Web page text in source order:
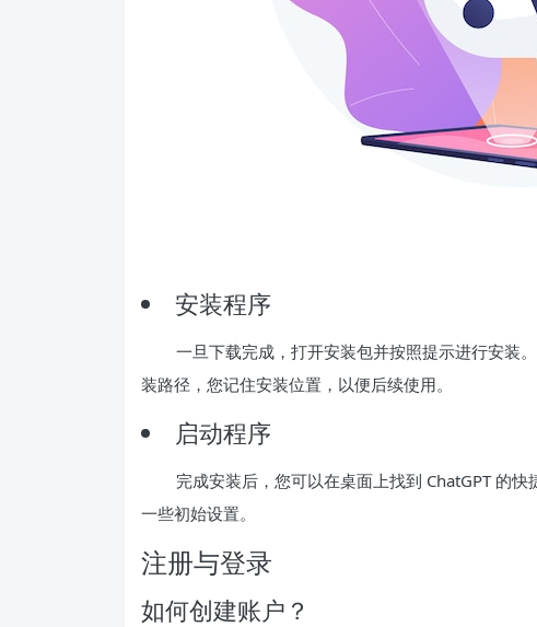
安装程序
一旦下载完成，打开安装包并按照提示进行安装
装路径，您记住安装位置，以便后续使用。
启动程序
完成安装后，您可以在桌面上找到 ChatGPT 的
一些初始设置。
注册与登录
如何创建账户？